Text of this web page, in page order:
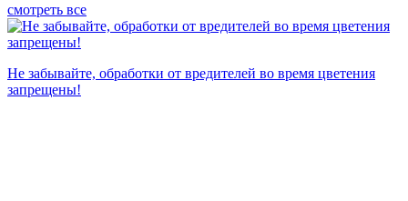
смотреть все
Не забывайте, обработки от вредителей во время цветения
запрещены!